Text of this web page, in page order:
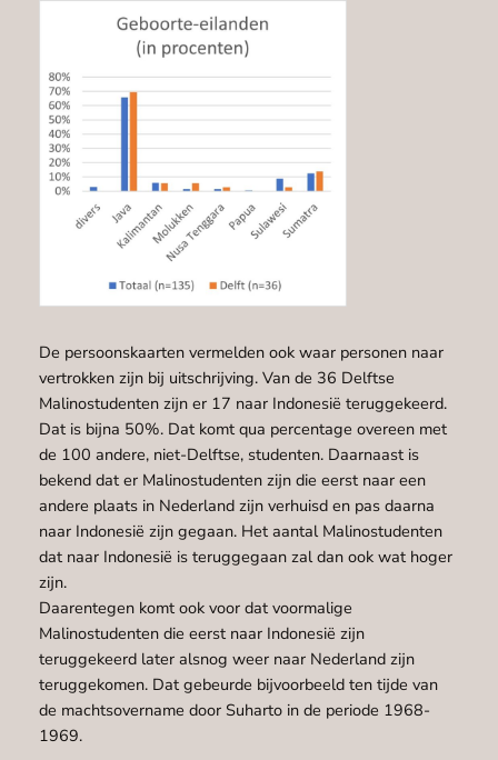
De persoonskaarten vermelden ook waar personen naar
vertrokken zijn bij uitschrijving. Van de 36 Delftse
Malinostudenten zijn er 17 naar Indonesië teruggekeerd.
Dat is bijna 50%. Dat komt qua percentage overeen met
de 100 andere, niet-Delftse, studenten. Daarnaast is
bekend dat er Malinostudenten zijn die eerst naar een
andere plaats in Nederland zijn verhuisd en pas daarna
naar Indonesië zijn gegaan. Het aantal Malinostudenten
dat naar Indonesië is teruggegaan zal dan ook wat hoger
zijn.
Daarentegen komt ook voor dat voormalige
Malinostudenten die eerst naar Indonesië zijn
teruggekeerd later alsnog weer naar Nederland zijn
teruggekomen. Dat gebeurde bijvoorbeeld ten tijde van
de machtsovername door Suharto in de periode 1968-
1969.